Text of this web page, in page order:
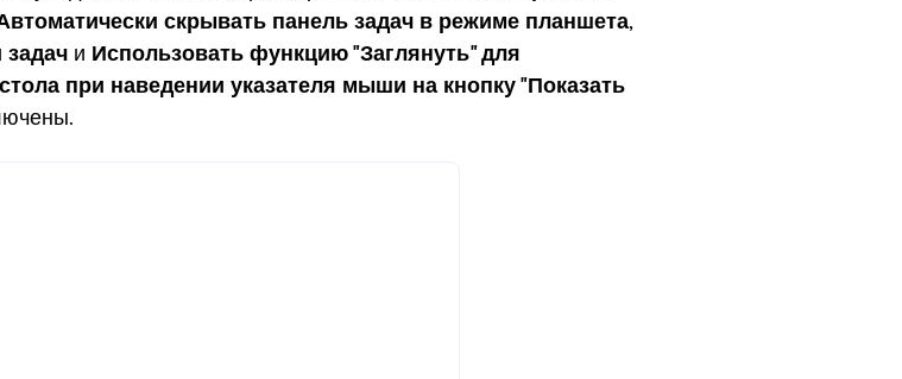
скрывать панель задач в режиме планшета,
и Использовать функцию "Заглянуть" для
при наведении указателя мыши на кнопку "Показать